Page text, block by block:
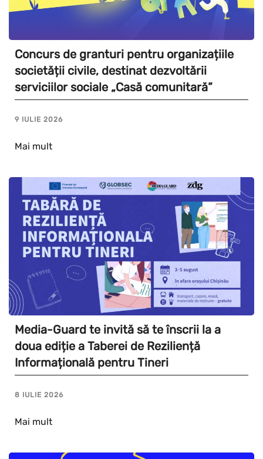
Concurs de granturi pentru organizațiile
societății civile, destinat dezvoltării
serviciilor sociale „Casă comunitară”
9 IULIE 2026
Mai mult
Media-Guard te invită să te înscrii la a
doua ediție a Taberei de Reziliență
Informațională pentru Tineri
8 IULIE 2026
Mai mult